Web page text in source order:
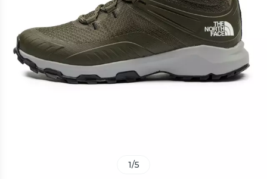
1/5